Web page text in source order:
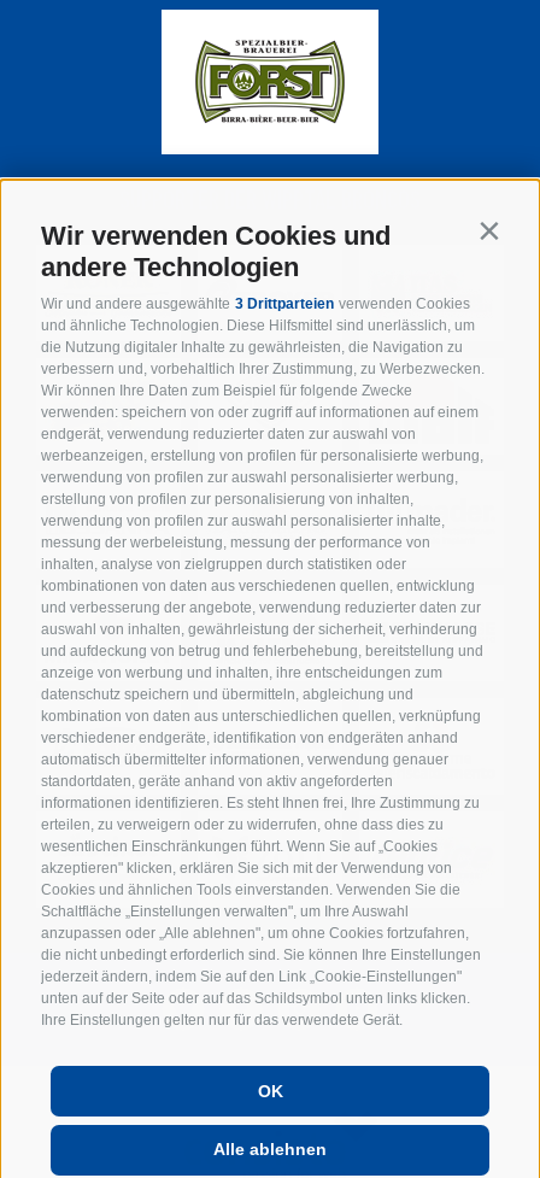
Wir verwenden Cookies und
andere Technologien
Wir und andere ausgewählte 3 Drittparteien verwenden Cookies
und ähnliche Technologien. Diese Hilfsmittel sind unerlässlich, um
die Nutzung digitaler Inhalte zu gewährleisten, die Navigation zu
verbessern und, vorbehaltlich Ihrer Zustimmung, zu Werbezwecken.
Wir können Ihre Daten zum Beispiel für folgende Zwecke
verwenden: speichern von oder zugriff auf informationen auf einem
endgerät, verwendung reduzierter daten zur auswahl von
werbeanzeigen, erstellung von profilen für personalisierte werbung,
verwendung von profilen zur auswahl personalisierter werbung,
erstellung von profilen zur personalisierung von inhalten,
verwendung von profilen zur auswahl personalisierter inhalte,
messung der werbeleistung, messung der performance von
inhalten, analyse von zielgruppen durch statistiken oder
kombinationen von daten aus verschiedenen quellen, entwicklung
und verbesserung der angebote, verwendung reduzierter daten zur
auswahl von inhalten, gewährleistung der sicherheit, verhinderung
und aufdeckung von betrug und fehlerbehebung, bereitstellung und
anzeige von werbung und inhalten, ihre entscheidungen zum
datenschutz speichern und übermitteln, abgleichung und
kombination von daten aus unterschiedlichen quellen, verknüpfung
verschiedener endgeräte, identifikation von endgeräten anhand
automatisch übermittelter informationen, verwendung genauer
standortdaten, geräte anhand von aktiv angeforderten
informationen identifizieren. Es steht Ihnen frei, Ihre Zustimmung zu
erteilen, zu verweigern oder zu widerrufen, ohne dass dies zu
wesentlichen Einschränkungen führt. Wenn Sie auf „Cookies
akzeptieren" klicken, erklären Sie sich mit der Verwendung von
Cookies und ähnlichen Tools einverstanden. Verwenden Sie die
Schaltfläche „Einstellungen verwalten", um Ihre Auswahl
anzupassen oder „Alle ablehnen", um ohne Cookies fortzufahren,
die nicht unbedingt erforderlich sind. Sie können Ihre Einstellungen
jederzeit ändern, indem Sie auf den Link „Cookie-Einstellungen"
unten auf der Seite oder auf das Schildsymbol unten links klicken.
Ihre Einstellungen gelten nur für das verwendete Gerät.
OK
Alle ablehnen
POWERED BY